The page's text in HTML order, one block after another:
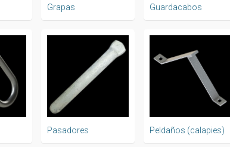
Grapas Guardacabos
Pasadores Peldaños (calapies)